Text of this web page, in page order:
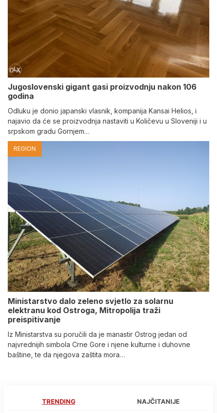
Jugoslovenski gigant gasi proizvodnju nakon 106
godina
Odluku je donio japanski vlasnik, kompanija Kansai Helios, i
najavio da će se proizvodnja nastaviti u Količevu u Sloveniji i u
srpskom gradu Gornjem…
REGION
Ministarstvo dalo zeleno svjetlo za solarnu
elektranu kod Ostroga, Mitropolija traži
preispitivanje
Iz Ministarstva su poručili da je manastir Ostrog jedan od
najvrednijih simbola Crne Gore i njene kulturne i duhovne
baštine, te da njegova zaštita mora…
TRENDING NAJČITANIJE